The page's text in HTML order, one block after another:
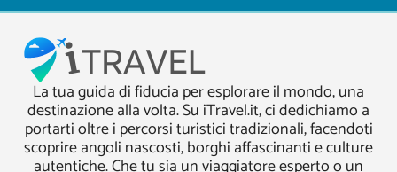
La tua guida di fiducia per esplorare il mondo, una
destinazione alla volta. Su iTravel.it, ci dedichiamo a
portarti oltre i percorsi turistici tradizionali, facendoti
scoprire angoli nascosti, borghi affascinanti e culture
autentiche. Che tu sia un viaggiatore esperto o un